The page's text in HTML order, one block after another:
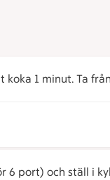
koka 1 minut. Ta
6 port) och ställ i